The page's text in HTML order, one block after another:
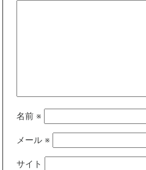
名前 ※
メール ※
サイト